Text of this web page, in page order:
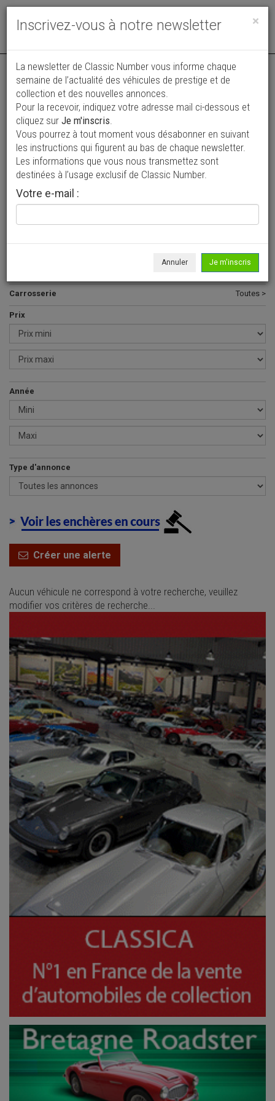
Toggle
Vos annonces vues par
plus de 4 millions de collectionneurs
Ajouter une annonce
> Rechercher un véhicule
Tous >
Carrosserie Toutes >
Prix
Année
Type d'annonce
Créer une alerte
Aucun véhicule ne correspond à votre recherche, veuillez
modifier vos critères de recherche...
×
Inscrivez-vous à notre newsletter
La newsletter de Classic Number vous informe chaque
semaine de l’actualité des véhicules de prestige et de
collection et des nouvelles annonces.
Pour la recevoir, indiquez votre adresse mail ci-dessous et
cliquez sur Je m'inscris.
Vous pourrez à tout moment vous désabonner en suivant
les instructions qui figurent au bas de chaque newsletter.
Les informations que vous nous transmettez sont
destinées à l’usage exclusif de Classic Number.
Votre e-mail :
Annuler Je m'inscris